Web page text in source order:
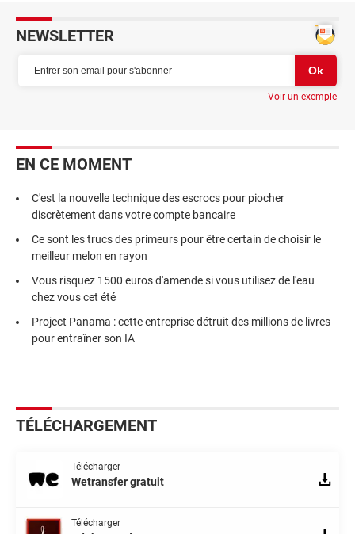
NEWSLETTER
Voir un exemple
EN CE MOMENT
C'est la nouvelle technique des escrocs pour piocher
discrètement dans votre compte bancaire
Ce sont les trucs des primeurs pour être certain de choisir le
meilleur melon en rayon
Vous risquez 1500 euros d'amende si vous utilisez de l'eau
chez vous cet été
Project Panama : cette entreprise détruit des millions de livres
pour entraîner son IA
TÉLÉCHARGEMENT
Télécharger
Wetransfer gratuit
Télécharger